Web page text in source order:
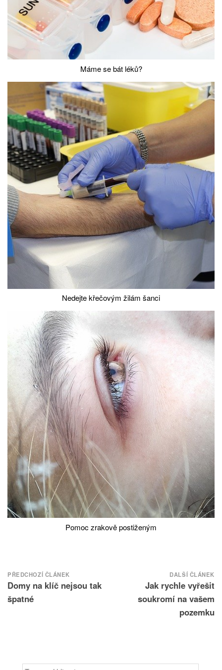
Máme se bát léků?
Nedejte křečovým žilám šanci
Pomoc zrakově postiženým
Navigace
pro
příspěvek
PŘEDCHOZÍ ČLÁNEK
Domy na klíč nejsou tak
špatné
DALŠÍ ČLÁNEK
Jak rychle vyřešit
soukromí na vašem
pozemku
Search